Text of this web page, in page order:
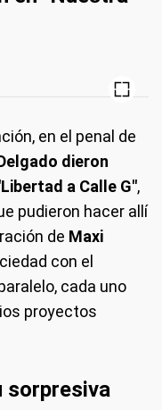
en el penal de
dieron
a Calle G",
pudieron hacer allí
de Maxi
con el
cada uno
proyectos
sorpresiva